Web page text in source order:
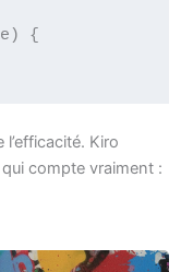
{
Kiro
compte vraiment :